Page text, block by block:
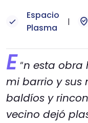
Espacio
Plasma
|
“
E n esta obra
mi barrio y sus
baldíos y
vecino dejó